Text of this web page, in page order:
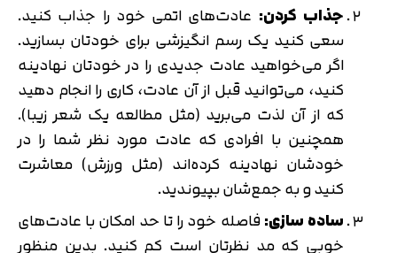
جذاب کردن: عادت‌های اتمی خود را جذاب کنید.
سعی کنید یک رسم انگیزشی برای خودتان بسازید.
اگر می‌خواهید عادت جدیدی را در خودتان نهادینه
کنید، می‌توانید قبل از آن عادت، کاری را انجام دهید
که از آن لذت می‌برید (مثل مطالعه یک شعر زیبا).
همچنین با افرادی که عادت مورد نظر شما را در
خودشان نهادینه کرده‌اند (مثل ورزش) معاشرت
کنید و به جمع‌شان بپیوندید.
ساده ‌سازی:فاصله خود را تا حد امکان با عادت‌های
خوبی که مد نظرتان است کم کنید. بدین منظور